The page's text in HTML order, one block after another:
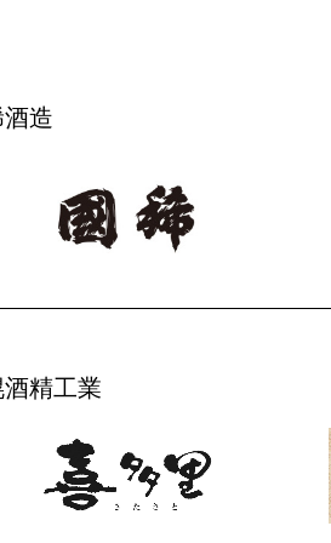
造
精工業